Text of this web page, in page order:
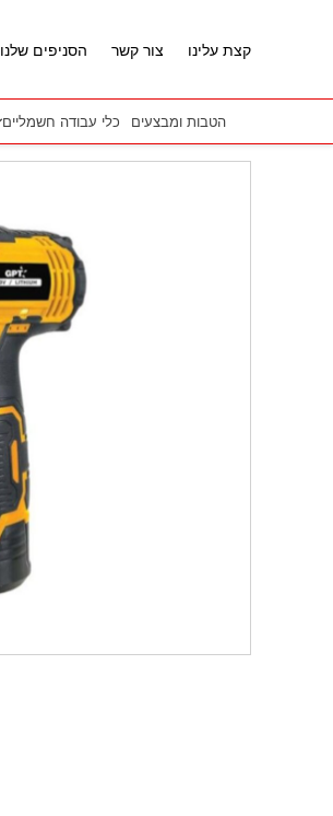
קצת עלינו
צור קשר הסניפים שלנו
הטבות ומבצעים כלי עבודה חשמליים